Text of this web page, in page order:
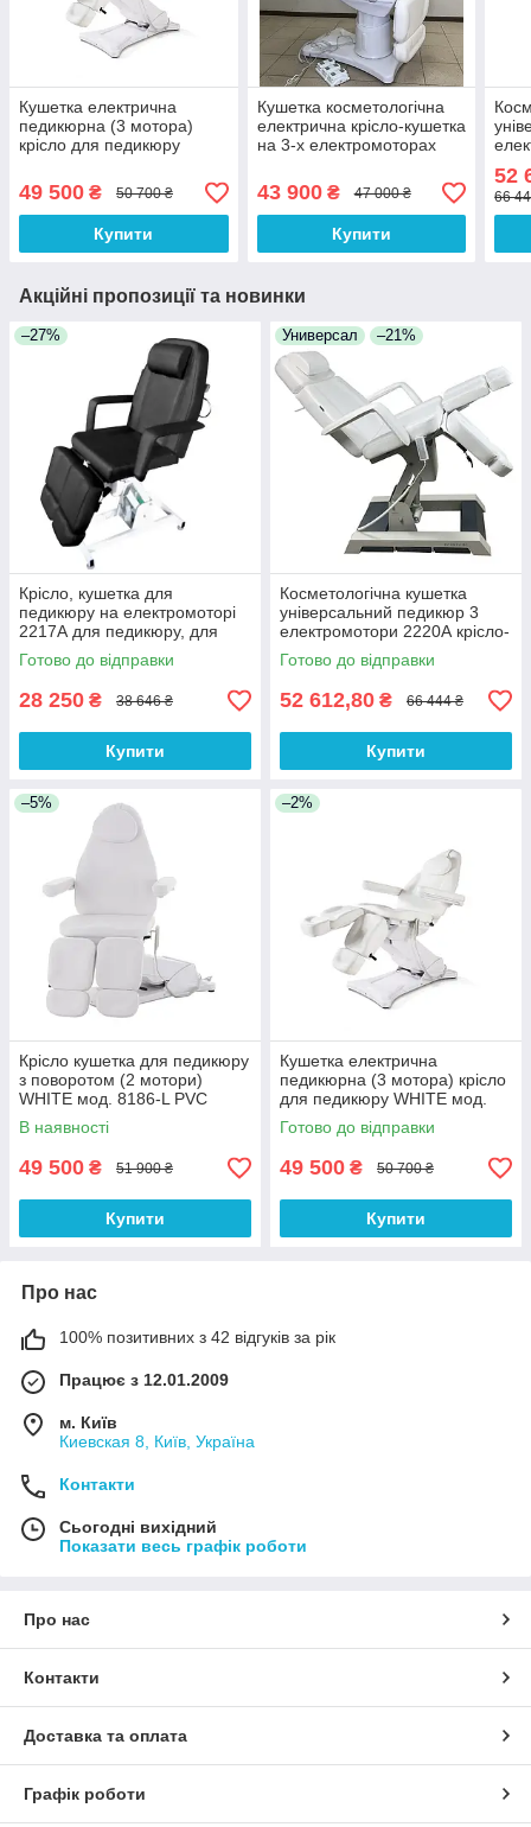
Кушетка електрична
педикюрна (3 мотора)
крісло для педикюру
крісла лікаря подолога
49 500 ₴ 50 700 ₴
Купити
Кушетка косметологічна
електрична крісло-кушетка
на 3-х електромоторах
L337- W
43 900₴ 47 000 ₴
Купити
52
66
Акційні пропозиції та новинки
–27%
Крісло, кушетка для
педикюру на електромоторі
2217А для педикюру, для
косметології, для татуажу
Готово до відправки
28 250 ₴ 38 646 ₴
Купити
Универсал –21%
Косметологічна кушетка
універсальний педикюр 3
електромотори 2220А крісло-
кушетка для подолога
Готово до відправки
52 612,80 ₴ 66 444 ₴
Купити
–5%
Крісло кушетка для педикюру
з поворотом (2 мотори)
WHITE мод. 8186-L PVC
крісло електричне педикюрне
В наявності
49 500 ₴ 51 900 ₴
Купити
–2%
Кушетка електрична
педикюрна (3 мотора) крісло
для педикюру WHITE мод.
8185-L PVC крісла лікаря
подолога
Готово до відправки
49 500 ₴ 50 700 ₴
Купити
Про нас
100% позитивних з 42 відгуків за рік
Працює з 12.01.2009
м. Київ
Киевская 8, Київ, Україна
Контакти
Сьогодні вихідний
Показати весь графік роботи
Про нас
Контакти
Доставка та оплата
Графік роботи